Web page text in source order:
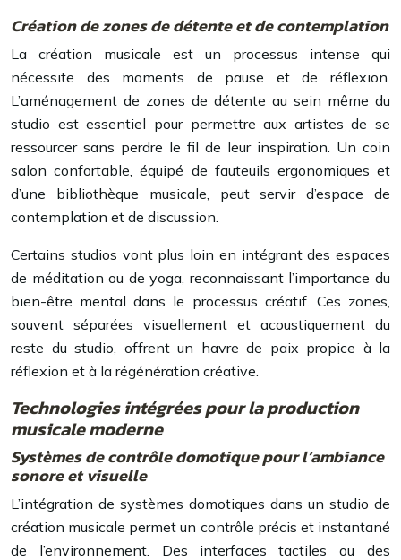
Création de zones de détente et de contemplation
La création musicale est un processus intense qui
nécessite des moments de pause et de réflexion.
L’aménagement de zones de détente au sein même du
studio est essentiel pour permettre aux artistes de se
ressourcer sans perdre le fil de leur inspiration. Un coin
salon confortable, équipé de fauteuils ergonomiques et
d’une bibliothèque musicale, peut servir d’espace de
contemplation et de discussion.
Certains studios vont plus loin en intégrant des espaces
de méditation ou de yoga, reconnaissant l’importance du
bien-être mental dans le processus créatif. Ces zones,
souvent séparées visuellement et acoustiquement du
reste du studio, offrent un havre de paix propice à la
réflexion et à la régénération créative.
Technologies intégrées pour la production
musicale moderne
Systèmes de contrôle domotique pour l’ambiance
sonore et visuelle
L’intégration de systèmes domotiques dans un studio de
création musicale permet un contrôle précis et instantané
de l’environnement. Des interfaces tactiles ou des